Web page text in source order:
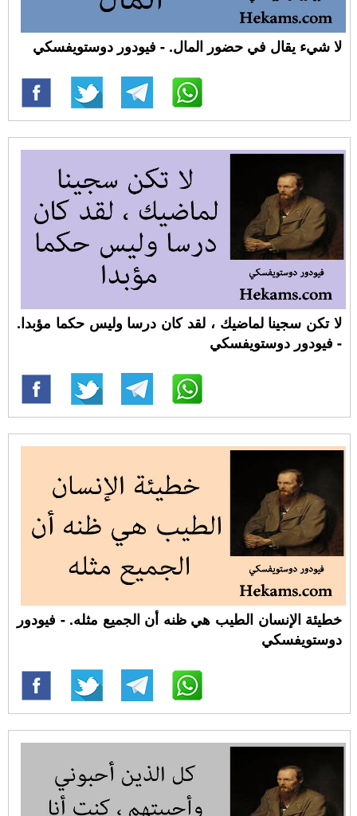
لا شيء يقال في حضور المال. - فيودور دوستويفسكي
لا تكن سجينا لماضيك ، لقد كان درسا وليس حكما مؤبدا.
- فيودور دوستويفسكي
خطيئة الإنسان الطيب هي ظنه أن الجميع مثله. - فيودور
دوستويفسكي